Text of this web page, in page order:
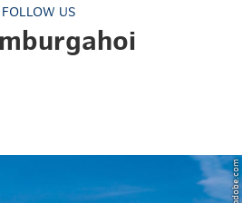
FOLLOW US